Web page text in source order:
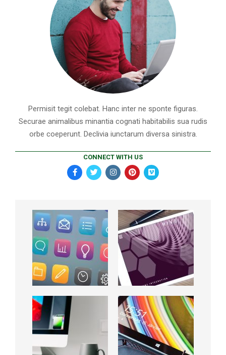
Permisit tegit colebat. Hanc inter ne sponte figuras.
Securae animalibus minantia cognati habitabilis sua rudis
orbe coeperunt. Declivia iunctarum diversa sinistra.
CONNECT WITH US